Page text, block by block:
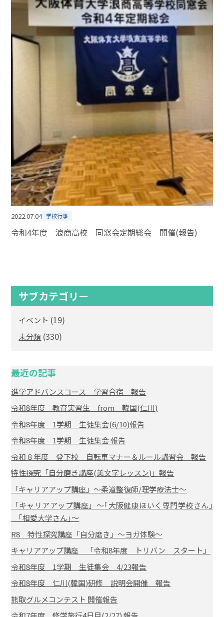
2022.07.04 学校行事
令和4年度 浪商高校 同窓会定期総会 開催(報告)
サブカテゴリー
イベント (19)
未分類 (330)
最近の記事
進学アドバンスコース 学習合宿 報告
令和8年度 教育実習生 from 韓国(仁川)
令和8年度 1学期 生徒集会(6/10)報告
令和8年度 1学期 生徒集会 報告
令和８年度 登下校 自転車マナー＆ルール講習会 報告
特性探究「自分磨き講座(美文字レッスン)」報告
「キャリアアップ講座」～柔道整復師/理学療法士～
「キャリアアップ講座」～｢大阪健康ほいく専門学校さん｣
｢相愛大学さん｣～
R8 特性探究講座「自分磨き」～ヨガ体験～
キャリアアップ講座 「令和8年度 トリバン スタート」
令和8年度 1学期 生徒集会 4/23報告
令和8年度 仁川(韓国)研修 説明会開催 報告
熊取グルメコンテスト 開催報告